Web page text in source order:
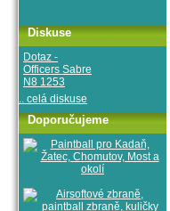
Diskuse
Dotaz -
Officers Sabre
N8 1253
.. celá diskuse
Doporučujeme